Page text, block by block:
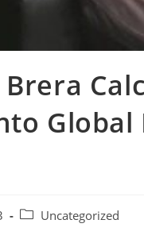
Uncategorized